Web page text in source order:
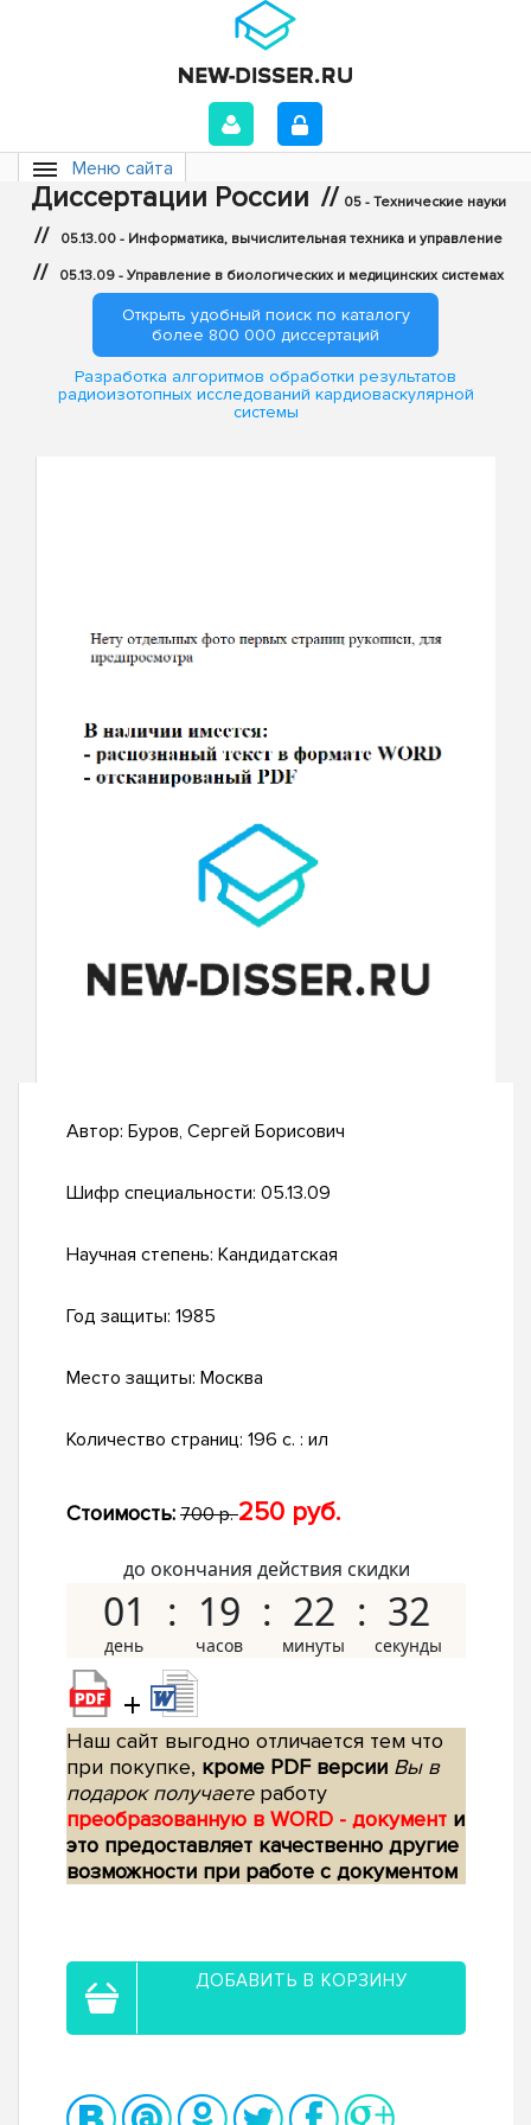
Меню сайта
Диссертации России // 05 - Технические науки
// 05.13.00 - Информатика, вычислительная техника и управление
// 05.13.09 - Управление в биологических и медицинских системах
Открыть удобный поиск по каталогу
более 800 000 диссертаций
Разработка алгоритмов обработки результатов
радиоизотопных исследований кардиоваскулярной
системы
Автор: Буров, Сергей Борисович
Шифр специальности: 05.13.09
Научная степень: Кандидатская
Год защиты: 1985
Место защиты: Москва
Количество страниц: 196 c. : ил
Стоимость: 700 р.250 руб.
до окончания действия скидки
01 19 22 31
+
Наш сайт выгодно отличается тем что
при покупке, кроме PDF версии Вы в
подарок получаетеработу
преобразованную в WORD - документ и
это предоставляет качественно другие
возможности при работе с документом
ДОБАВИТЬ В КОРЗИНУ